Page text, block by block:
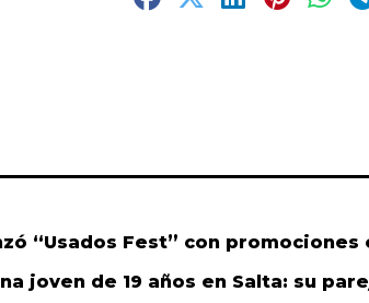
“Usados Fest” con
joven de 19 años en Salta: su